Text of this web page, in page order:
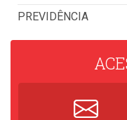
PREVIDÊNCIA